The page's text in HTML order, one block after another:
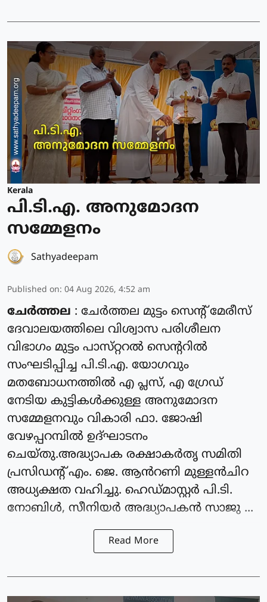
Kerala
പി.ടി.എ. അനുമോദന
സമ്മേളനം
Sathyadeepam
Published on: 04 Aug 2026, 4:52 am
ചേർത്തല : ചേർത്തല മുട്ടം സെൻ്റ് മേരീസ്
ദേവാലയത്തിലെ വിശ്വാസ പരിശീലന
വിഭാഗം മുട്ടം പാസ്‌റ്ററൽ സെന്ററിൽ
സംഘടിപ്പിച്ച പി.ടി.എ. യോഗവും
മതബോധനത്തിൽ എ പ്ലസ്, എ ഗ്രേഡ്
നേടിയ കുട്ടികൾക്കുള്ള അനുമോദന
സമ്മേളനവും വികാരി ഫാ. ജോഷി
വേഴപ്പറമ്പിൽ ഉദ്ഘാടനം
ചെയ്തു.അദ്ധ്യാപക രക്ഷാകർതൃ സമിതി
പ്രസിഡന്റ്‌ എം. ജെ. ആൻറണി മുള്ളൻചിറ
അധ്യക്ഷത വഹിച്ചു. ഹെഡ്മാസ്റ്റർ പി.ടി.
നോബിൾ, സീനിയർ അദ്ധ്യാപകൻ സാജു ...
Read More